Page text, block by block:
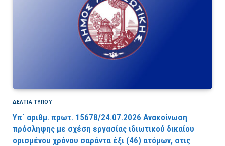
ΔΕΛΤΙΑ ΤΥΠΟΥ
Υπ΄ αριθμ. πρωτ. 15678/24.07.2026 Ανακοίνωση
πρόσληψης με σχέση εργασίας ιδιωτικού δικαίου
ορισμένου χρόνου σαράντα έξι (46) ατόμων, στις